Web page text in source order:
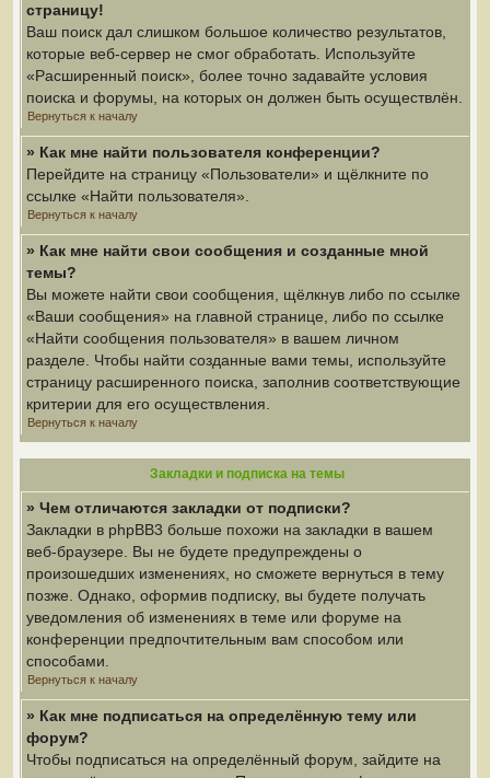
страницу!
Ваш поиск дал слишком большое количество результатов,
которые веб-сервер не смог обработать. Используйте
«Расширенный поиск», более точно задавайте условия
поиска и форумы, на которых он должен быть осуществлён.
Вернуться к началу
» Как мне найти пользователя конференции?
Перейдите на страницу «Пользователи» и щёлкните по
ссылке «Найти пользователя».
Вернуться к началу
» Как мне найти свои сообщения и созданные мной
темы?
Вы можете найти свои сообщения, щёлкнув либо по ссылке
«Ваши сообщения» на главной странице, либо по ссылке
«Найти сообщения пользователя» в вашем личном
разделе. Чтобы найти созданные вами темы, используйте
страницу расширенного поиска, заполнив соответствующие
критерии для его осуществления.
Вернуться к началу
Закладки и подписка на темы
» Чем отличаются закладки от подписки?
Закладки в phpBB3 больше похожи на закладки в вашем
веб-браузере. Вы не будете предупреждены о
произошедших изменениях, но сможете вернуться в тему
позже. Однако, оформив подписку, вы будете получать
уведомления об изменениях в теме или форуме на
конференции предпочтительным вам способом или
способами.
Вернуться к началу
» Как мне подписаться на определённую тему или
форум?
Чтобы подписаться на определённый форум, зайдите на